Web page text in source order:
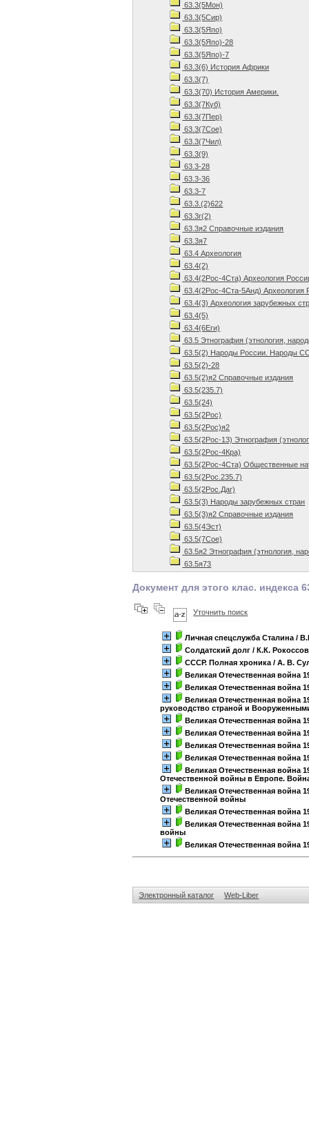
63.3(5Мон)
63.3(5Сир)
63.3(5Япо)
63.3(5Япо)-28
63.3(5Япо)-7
63.3(6) История Африки
63.3(7)
63.3(70) История Америки.
63.3(7Куб)
63.3(7Пер)
63.3(7Сое)
63.3(7Чил)
63.3(9)
63.3-28
63.3-36
63.3-7
63.3.(2)622
63.3г(2)
63.3я2 Справочные издания
63.3я7
63.4 Археология
63.4(2)
63.4(2Рос-4Ста) Археология
63.4(2Рос-4Ста-5Анд) Археология
63.4(3) Археология зарубежных
63.4(5)
63.4(6Еги)
63.5 Этнография (этнология,
63.5(2) Народы России. Народы
63.5(2)-28
63.5(2)я2 Справочные издания
63.5(235.7)
63.5(24)
63.5(2Рос)
63.5(2Рос)я2
63.5(2Рос-13) Этнография
63.5(2Рос-4Кра)
63.5(2Рос-4Ста) Общественные
63.5(2Рос.235.7)
63.5(2Рос.Даг)
63.5(3) Народы зарубежных стран
63.5(3)я2 Справочные издания
63.5(4Эст)
63.5(7Сое)
63.5я2 Этнография (этнология,
63.5я73
Документ для этого клас. индекса
Уточнить поиск
Личная спецслужба Сталина /
Солдатский долг / К.К.
СССР. Полная хроника / А. В.
Великая Отечественная война
Великая Отечественная война
Великая Отечественная война
руководство страной и
Великая Отечественная война
Великая Отечественная война
Великая Отечественная война
Великая Отечественная война
Великая Отечественная война
Отечественной войны в Европе.
Великая Отечественная война
Отечественной войны
Великая Отечественная война
Великая Отечественная война
войны
Великая Отечественная война
Электронный каталог Web-Liber